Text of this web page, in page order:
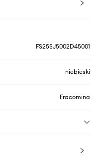
FS25SJ5002D45001
niebieski
Fracomina